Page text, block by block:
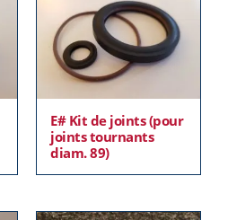
E# Kit de joints (pour
joints tournants
diam. 89)